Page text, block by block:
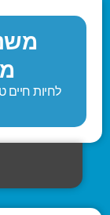
לחיות חיים